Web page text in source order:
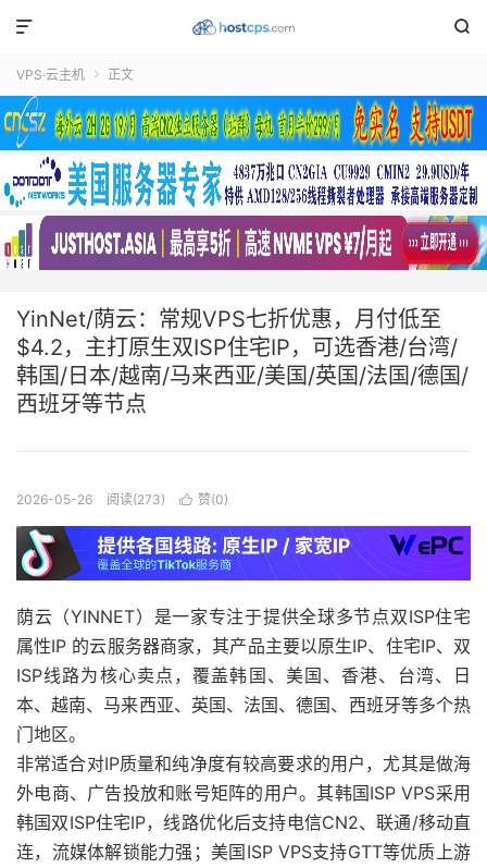


VPS·云主机  正文
YinNet/荫云：常规VPS七折优惠，月付低至
$4.2，主打原生双ISP住宅IP，可选香港/台湾/
韩国/日本/越南/马来西亚/美国/英国/法国/德国/
西班牙等节点
2026-05-26 阅读(273)  赞(0)
荫云（YINNET）是一家专注于提供全球多节点双ISP住宅
属性IP 的云服务器商家，其产品主要以原生IP、住宅IP、双
ISP线路为核心卖点，覆盖韩国、美国、香港、台湾、日
本、越南、马来西亚、英国、法国、德国、西班牙等多个热
门地区。
非常适合对IP质量和纯净度有较高要求的用户，尤其是做海
外电商、广告投放和账号矩阵的用户。其韩国ISP VPS采用
韩国双ISP住宅IP，线路优化后支持电信CN2、联通/移动直
连，流媒体解锁能力强；美国ISP VPS支持GTT等优质上游